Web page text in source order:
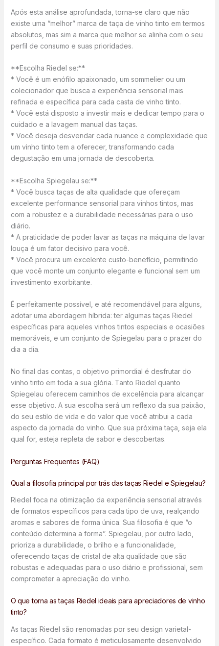
Após esta análise aprofundada, torna-se claro que não
existe uma “melhor” marca de taça de vinho tinto em termos
absolutos, mas sim a marca que melhor se alinha com o seu
perfil de consumo e suas prioridades.
**Escolha Riedel se:**
* Você é um enófilo apaixonado, um sommelier ou um
colecionador que busca a experiência sensorial mais
refinada e específica para cada casta de vinho tinto.
* Você está disposto a investir mais e dedicar tempo para o
cuidado e a lavagem manual das taças.
* Você deseja desvendar cada nuance e complexidade que
um vinho tinto tem a oferecer, transformando cada
degustação em uma jornada de descoberta.
**Escolha Spiegelau se:**
* Você busca taças de alta qualidade que ofereçam
excelente performance sensorial para vinhos tintos, mas
com a robustez e a durabilidade necessárias para o uso
diário.
* A praticidade de poder lavar as taças na máquina de lavar
louça é um fator decisivo para você.
* Você procura um excelente custo-benefício, permitindo
que você monte um conjunto elegante e funcional sem um
investimento exorbitante.
É perfeitamente possível, e até recomendável para alguns,
adotar uma abordagem híbrida: ter algumas taças Riedel
específicas para aqueles vinhos tintos especiais e ocasiões
memoráveis, e um conjunto de Spiegelau para o prazer do
dia a dia.
No final das contas, o objetivo primordial é desfrutar do
vinho tinto em toda a sua glória. Tanto Riedel quanto
Spiegelau oferecem caminhos de excelência para alcançar
esse objetivo. A sua escolha será um reflexo da sua paixão,
do seu estilo de vida e do valor que você atribui a cada
aspecto da jornada do vinho. Que sua próxima taça, seja ela
qual for, esteja repleta de sabor e descobertas.
Perguntas Frequentes (FAQ)
Qual a filosofia principal por trás das taças Riedel e Spiegelau?
Riedel foca na otimização da experiência sensorial através
de formatos específicos para cada tipo de uva, realçando
aromas e sabores de forma única. Sua filosofia é que “o
conteúdo determina a forma”. Spiegelau, por outro lado,
prioriza a durabilidade, o brilho e a funcionalidade,
oferecendo taças de cristal de alta qualidade que são
robustas e adequadas para o uso diário e profissional, sem
comprometer a apreciação do vinho.
O que torna as taças Riedel ideais para apreciadores de vinho
tinto?
As taças Riedel são renomadas por seu design varietal-
específico. Cada formato é meticulosamente desenvolvido